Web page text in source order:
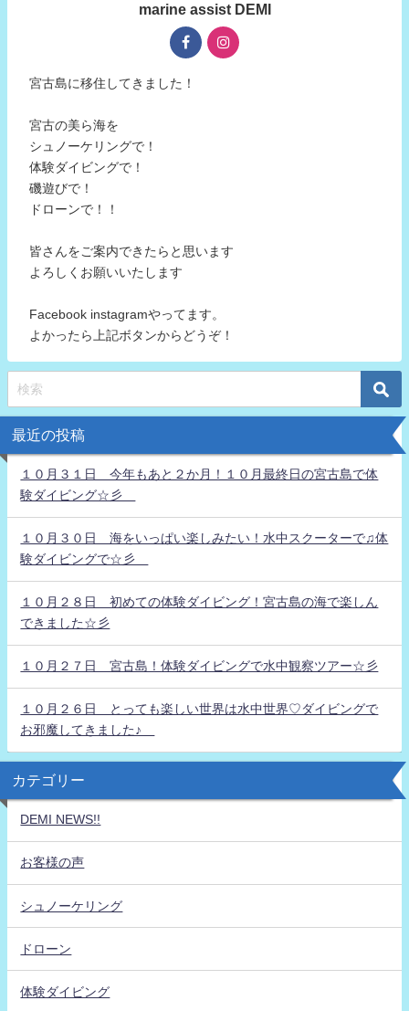
marine assist DEMI
宮古島に移住してきました！
宮古の美ら海を
シュノーケリングで！
体験ダイビングで！
磯遊びで！
ドローンで！！
皆さんをご案内できたらと思います
よろしくお願いいたします
Facebook instagramやってます。
よかったら上記ボタンからどうぞ！
最近の投稿
１０月３１日 今年もあと２か月！１０月最終日の宮古島で体
験ダイビング☆彡
１０月３０日 海をいっぱい楽しみたい！水中スクーターで♫体
験ダイビングで☆彡
１０月２８日 初めての体験ダイビング！宮古島の海で楽しん
できました☆彡
１０月２７日 宮古島！体験ダイビングで水中観察ツアー☆彡
１０月２６日 とっても楽しい世界は水中世界♡ダイビングで
お邪魔してきました♪
カテゴリー
DEMI NEWS!!
お客様の声
シュノーケリング
ドローン
体験ダイビング